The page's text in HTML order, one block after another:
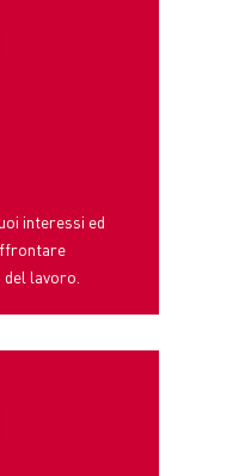
interessi ed
lavoro.